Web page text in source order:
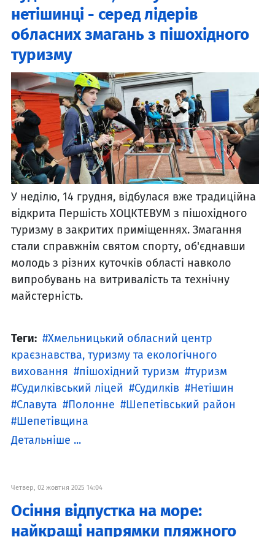
нетішинці - серед лідерів
обласних змагань з пішохідного
туризму
У неділю, 14 грудня, відбулася вже традиційна
відкрита Першість ХОЦКТЕВУМ з пішохідного
туризму в закритих приміщеннях. Змагання
стали справжнім святом спорту, об'єднавши
молодь з різних куточків області навколо
випробувань на витривалість та технічну
майстерність.
Теги:
Хмельницький обласний центр
краєзнавства, туризму та екологічного
виховання
пішохідний туризм
туризм
Судилківський ліцей
Судилків
Нетішин
Славута
Полонне
Шепетівський район
Шепетівщина
Детальніше ...
Четвер, 02 жовтня 2025 14:04
Осіння відпустка на море:
найкращі напрямки пляжного